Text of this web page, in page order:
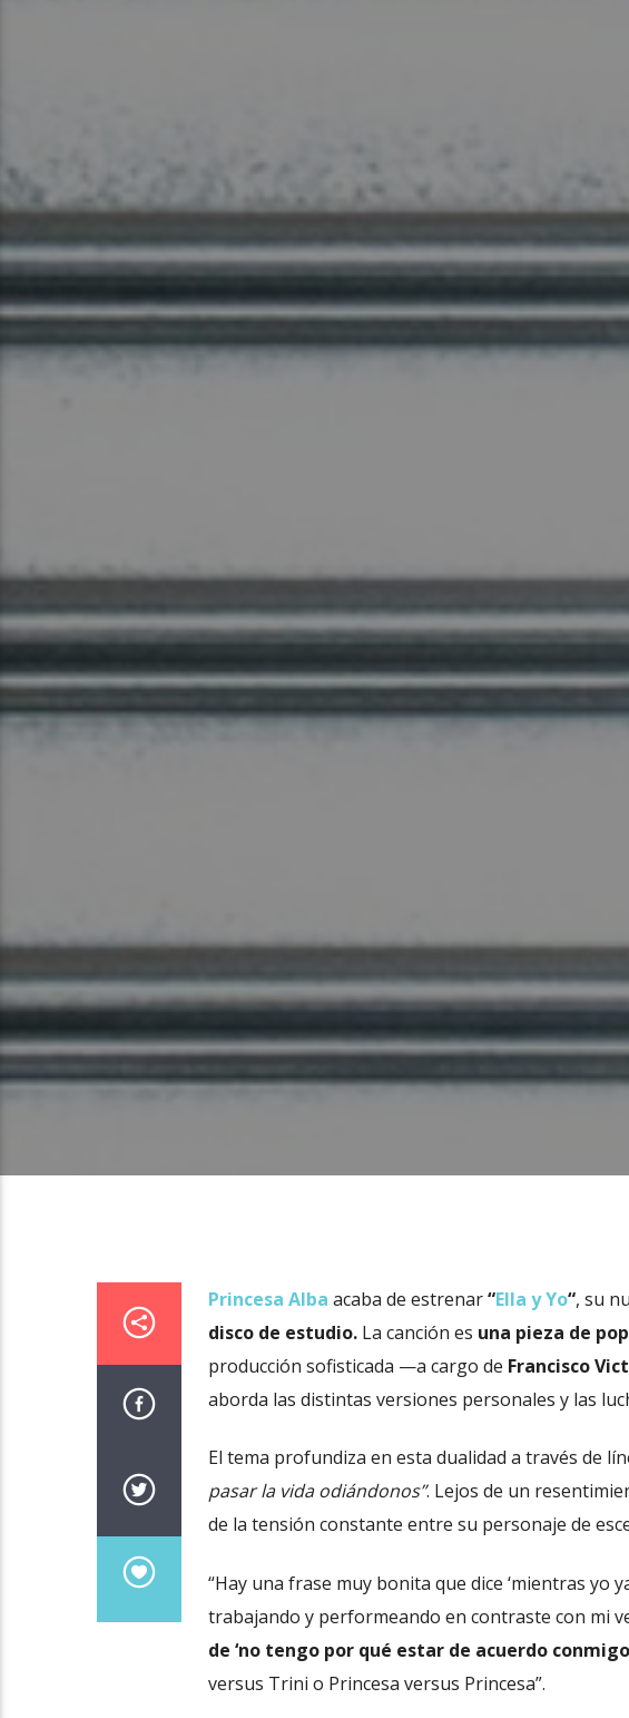
Princesa Alba acaba de estrenar“Ella y Yo“, su
disco de estudio. La canción es una pieza de
producción sofisticada —a cargo de Francisco
aborda las distintas versiones personales y las
El tema profundiza en esta dualidad a través de
pasar la vida odiándonos”. Lejos de un
de la tensión constante entre su personaje de
“Hay una frase muy bonita que dice ‘mientras yo
trabajando y performeando en contraste con mi
de ‘no tengo por qué estar de acuerdo
versus Trini o Princesa versus Princesa”.